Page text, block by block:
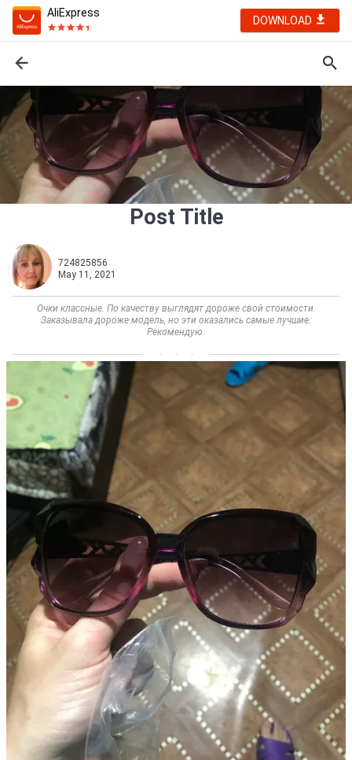
AliExpress
DOWNLOAD
Post Title
724825856
May 11, 2021
Очки классные. По качеству выглядят дороже свой стоимости.
Заказывала дороже модель, но эти оказались самые лучшие.
Рекомендую.